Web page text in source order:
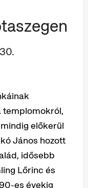
templomokról,
előkerül
János hozott
idősebb
Lőrinc és
es évekig